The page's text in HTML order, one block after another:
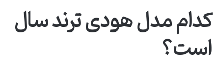
کدام مدل هودی ترند سال
است؟